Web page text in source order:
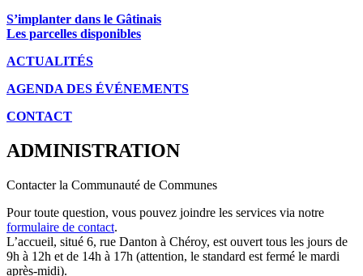
S’implanter dans le Gâtinais
Les parcelles disponibles
ACTUALITÉS
AGENDA DES ÉVÉNEMENTS
CONTACT
ADMINISTRATION
Contacter la Communauté de Communes
Pour toute question, vous pouvez joindre les services via notre
formulaire de contact.
L’accueil, situé 6, rue Danton à Chéroy, est ouvert tous les jours de
9h à 12h et de 14h à 17h (attention, le standard est fermé le mardi
après-midi).